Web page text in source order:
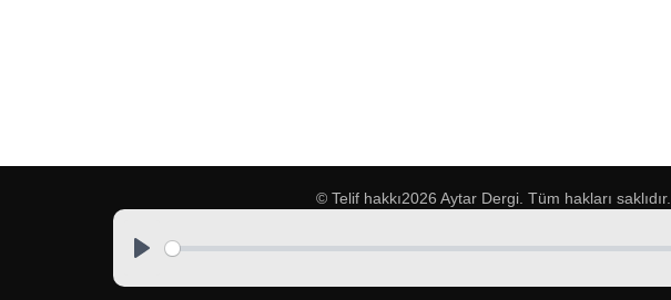
© Telif hakkı2026 Aytar Dergi. Tüm hakları saklıdır.